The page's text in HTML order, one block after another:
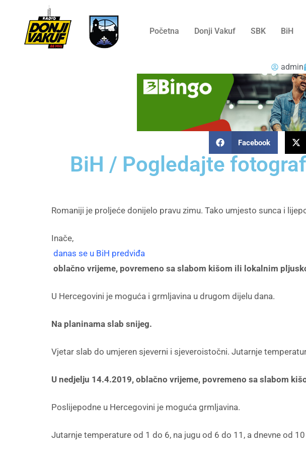
Početna Donji Vakuf SBK BiH
admin
Facebook
BiH / Pogledajte
Romaniji je proljeće donijelo pravu zimu. Tako umjesto sunca i
Inače,
danas se u BiH predviđa
oblačno vrijeme, povremeno sa slabom kišom ili lokalnim
U Hercegovini je moguća i grmljavina u drugom dijelu dana.
Na planinama slab snijeg.
Vjetar slab do umjeren sjeverni i sjeveroistočni. Jutarnje
U nedjelju 14.4.2019, oblačno vrijeme, povremeno sa slabom
Poslijepodne u Hercegovini je moguća grmljavina.
Jutarnje temperature od 1 do 6, na jugu od 6 do 11, a dnevne od 10